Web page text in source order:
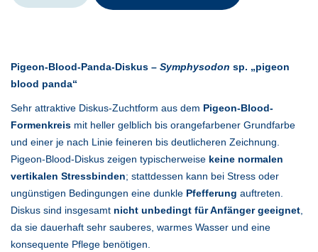
pigeon
Pigeon-Blood-Panda-Diskus – Symphysodon sp. „pigeon
blood panda“
Sehr attraktive Diskus-Zuchtform aus dem Pigeon-Blood-
Formenkreis mit heller gelblich bis orangefarbener Grundfarbe
und einer je nach Linie feineren bis deutlicheren Zeichnung.
Pigeon-Blood-Diskus zeigen typischerweise keine normalen
vertikalen Stressbinden; stattdessen kann bei Stress oder
ungünstigen Bedingungen eine dunkle Pfefferung auftreten.
Diskus sind insgesamt nicht unbedingt für Anfänger geeignet,
da sie dauerhaft sehr sauberes, warmes Wasser und eine
konsequente Pflege benötigen.